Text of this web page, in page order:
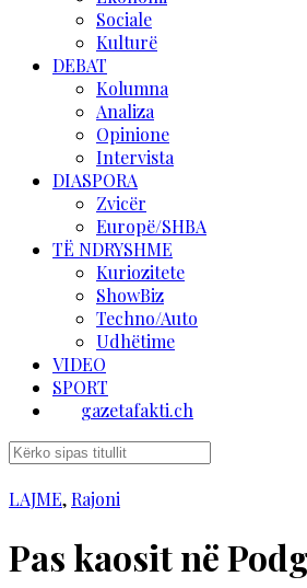
Sociale
Kulturë
DEBAT
Kolumna
Analiza
Opinione
Intervista
DIASPORA
Zvicër
Europë/SHBA
TË NDRYSHME
Kuriozitete
ShowBiz
Techno/Auto
Udhëtime
VIDEO
SPORT
gazetafakti.ch
LAJME, Rajoni
Pas kaosit në